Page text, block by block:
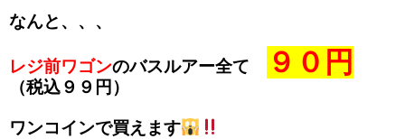
なんと、、、
レジ前ワゴンのバスルアー全て ９０円
（税込９９円）
ワンコインで買えます